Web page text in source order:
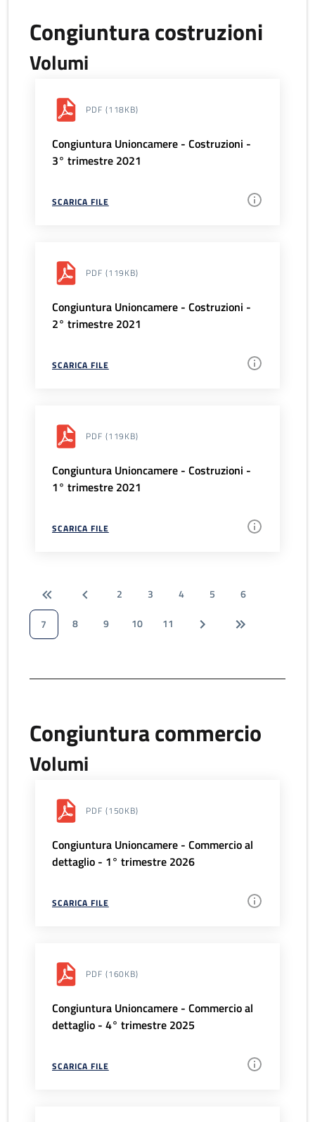
Congiuntura costruzioni
Volumi
PDF (118KB)
Congiuntura Unioncamere - Costruzioni -
3° trimestre 2021
SCARICA FILE
PDF (119KB)
Congiuntura Unioncamere - Costruzioni -
2° trimestre 2021
SCARICA FILE
PDF (119KB)
Congiuntura Unioncamere - Costruzioni -
1° trimestre 2021
SCARICA FILE
2 3 4 5
6
7
8 9 10 11
Congiuntura commercio
Volumi
PDF (150KB)
Congiuntura Unioncamere - Commercio al
dettaglio - 1° trimestre 2026
SCARICA FILE
PDF (160KB)
Congiuntura Unioncamere - Commercio al
dettaglio - 4° trimestre 2025
SCARICA FILE